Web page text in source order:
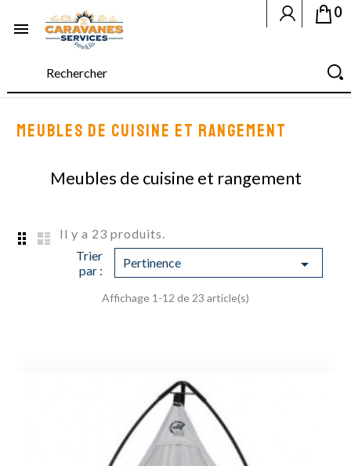

0
MEUBLES DE CUISINE ET RANGEMENT
Meubles de cuisine et rangement
Il y a 23 produits.
Trier
par :
Pertinence 
Affichage 1-12 de 23 article(s)